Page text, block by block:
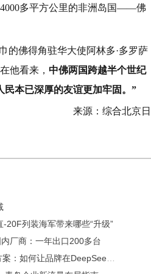
多平方公里的非洲岛国——佛
的佛得角驻华大使阿林多·多罗萨
他看来， 中佛两国跨越半个世纪
民本已深厚的友谊更加牢固。”
来源：综合北京
20F列装海军带来哪些“升级”
厂商：一年出口200多台